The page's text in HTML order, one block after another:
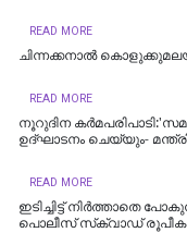
READ MORE
ചിന്നക്കനാൽ
READ MORE
നൂറുദിന
ഉദ്ഘാടനം ചെയ്യും-
READ MORE
ഇടിച്ചിട്ട് നിര്‍ത്താതെ
പൊലീസ് സ്‌ക്വാഡ്